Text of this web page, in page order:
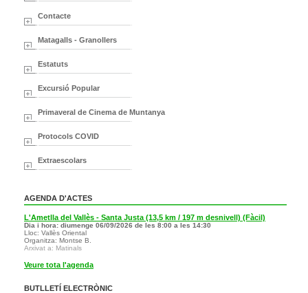
Contacte
Matagalls - Granollers
Estatuts
Excursió Popular
Primaveral de Cinema de Muntanya
Protocols COVID
Extraescolars
AGENDA D'ACTES
L'Ametlla del Vallès - Santa Justa (13,5 km / 197 m desnivell) (Fàcil)
Dia i hora: diumenge 06/09/2026 de les 8:00 a les 14:30
Lloc: Vallès Oriental
Organitza: Montse B.
Arxivat a: Matinals
Veure tota l'agenda
BUTLLETÍ ELECTRÒNIC